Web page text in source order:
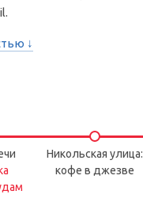
↓
Никольская улица:
кофе в джезве